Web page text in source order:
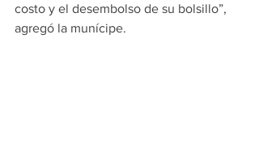
costo y el desembolso de su bolsillo”,
agregó la munícipe.